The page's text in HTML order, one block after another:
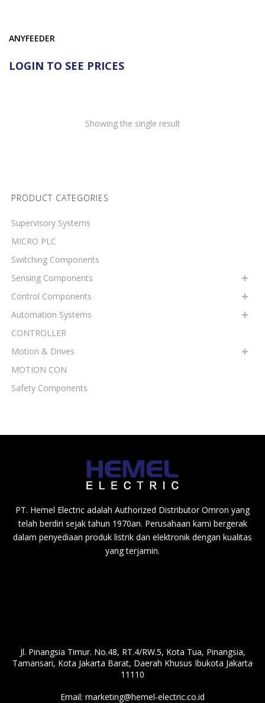
ANYFEEDER
LOGIN TO SEE PRICES
Showing the single result
PRODUCT CATEGORIES
Supervisory Systems
MICRO PLC
Switching Components
Sensing Components
Control Components
Automation Systems
CONTROLLER
Motion & Drives
MOTION CON
Safety Components
PT. Hemel Electric adalah Authorized Distributor Omron yang
telah berdiri sejak tahun 1970an. Perusahaan kami bergerak
dalam penyediaan produk listrik dan elektronik dengan kualitas
yang terjamin.
Jl. Pinangsia Timur. No.48, RT.4/RW.5, Kota Tua, Pinangsia,
Tamansari, Kota Jakarta Barat, Daerah Khusus Ibukota Jakarta
11110
Email: marketing@hemel-electric.co.id